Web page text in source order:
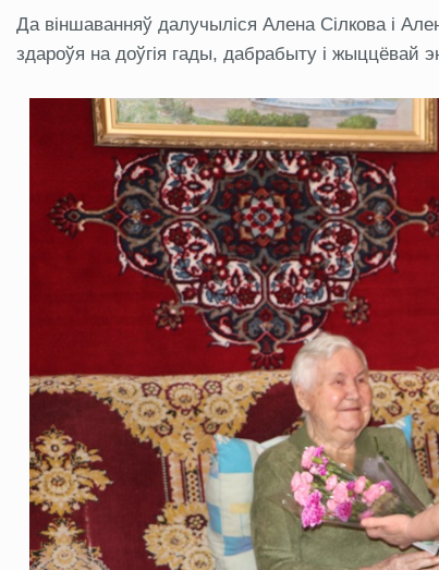
Да віншаванняў далучыліся Алена Сілкова і
здароўя на доўгія гады, дабрабыту і жыццёвай